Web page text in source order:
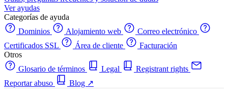
Ver ayudas
Categorías de ayuda
Dominios
Alojamiento web
Correo electrónico
Certificados SSL
Área de cliente
Facturación
Otros
Glosario de términos
Legal
Registrant rights
Reportar abuso
Blog ↗